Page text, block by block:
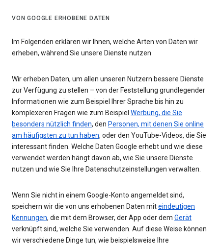
VON GOOGLE ERHOBENE DATEN
Im Folgenden erklären wir Ihnen, welche Arten von Daten wir
erheben, während Sie unsere Dienste nutzen
Wir erheben Daten, um allen unseren Nutzern bessere Dienste
zur Verfügung zu stellen – von der Feststellung grundlegender
Informationen wie zum Beispiel Ihrer Sprache bis hin zu
komplexeren Fragen wie zum Beispiel Werbung, die Sie
besonders nützlich finden, den Personen, mit denen Sie online
am häufigsten zu tun haben, oder den YouTube-Videos, die Sie
interessant finden. Welche Daten Google erhebt und wie diese
verwendet werden hängt davon ab, wie Sie unsere Dienste
nutzen und wie Sie Ihre Datenschutzeinstellungen verwalten.
Wenn Sie nicht in einem Google-Konto angemeldet sind,
speichern wir die von uns erhobenen Daten miteindeutigen
Kennungen, die mit dem Browser, der App oder dem Gerät
verknüpft sind, welche Sie verwenden. Auf diese Weise können
wir verschiedene Dinge tun, wie beispielsweise Ihre